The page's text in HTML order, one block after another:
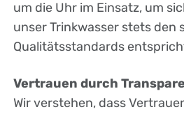
um die Uhr im Einsatz, um
unser Trinkwasser stets den
Qualitätsstandards
Vertrauen durch
Wir verstehen, dass